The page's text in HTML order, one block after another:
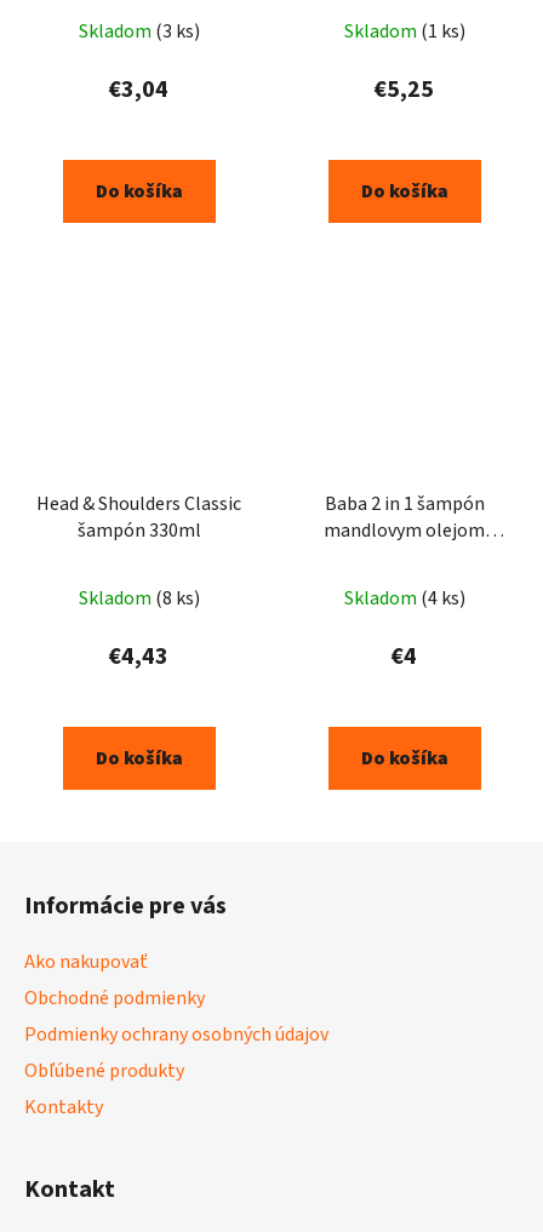
Skladom (3 ks)
€3,04
Do košíka
Skladom (1 ks)
€5,25
Do košíka
Head & Shoulders Classic
šampón 330ml
Skladom (8 ks)
€4,43
Do košíka
Baba 2 in 1 šampón
mandlovym olejom
Skladom (4 ks)
€4
Do košíka
Informácie pre vás
Ako nakupovať
Obchodné podmienky
Podmienky ochrany osobných údajov
Obľúbené produkty
Kontakty
Kontakt